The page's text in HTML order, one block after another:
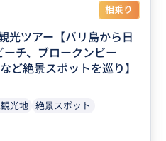
相乗り
光ツアー【バリ島から日
チ、ブロークンビー
ど絶景スポットを巡り】
光地 絶景スポット